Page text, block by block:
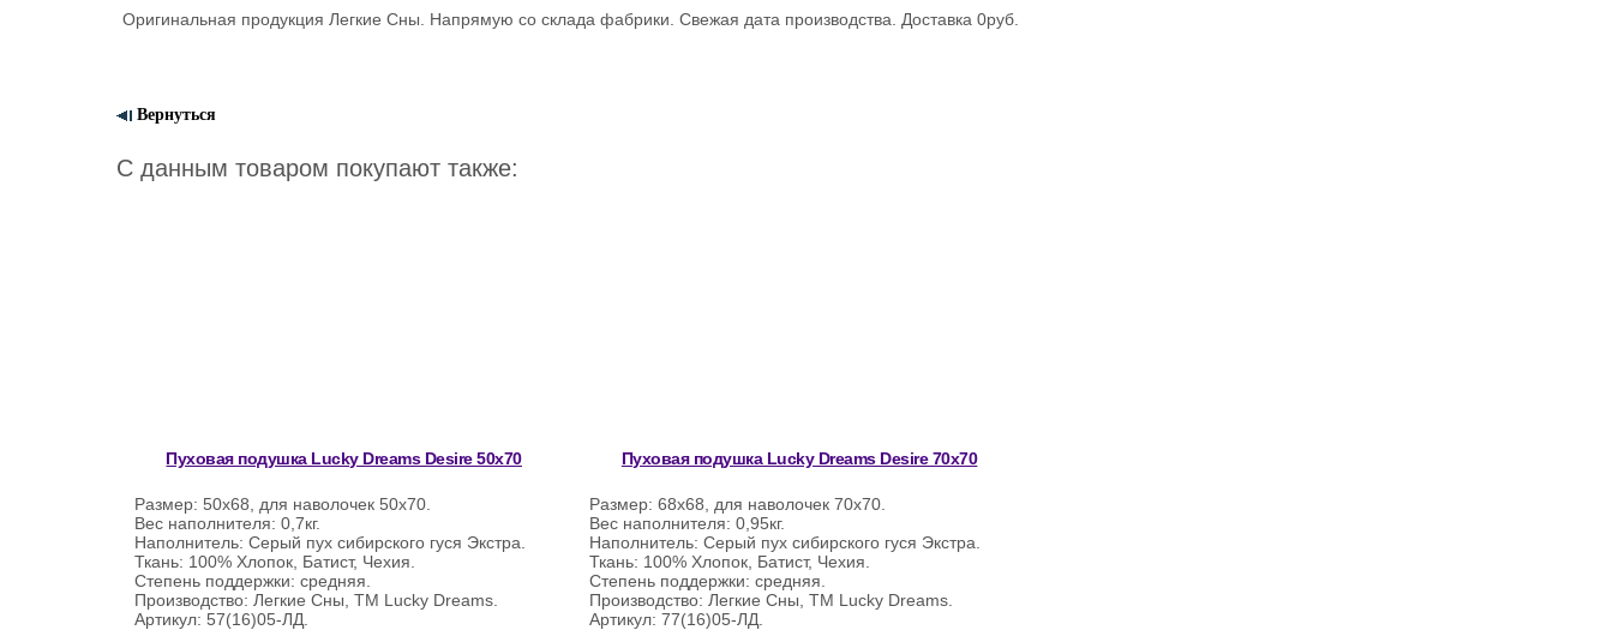
Оригинальная продукция Легкие Сны. Напрямую со склада фабрики. Свежая дата производства. Доставка 0руб.
Вернуться
С данным товаром покупают также:
Пуховая подушка Lucky Dreams Desire 50х70
Размер: 50х68, для наволочек 50х70.
Вес наполнителя: 0,7кг.
Наполнитель: Серый пух сибирского гуся Экстра.
Ткань: 100% Хлопок, Батист, Чехия.
Степень поддержки: средняя.
Производство: Легкие Сны, ТМ Lucky Dreams.
Артикул: 57(16)05-ЛД.
Пуховая подушка Lucky Dreams Desire 70х70
Размер: 68х68, для наволочек 70х70.
Вес наполнителя: 0,95кг.
Наполнитель: Серый пух сибирского гуся Экстра.
Ткань: 100% Хлопок, Батист, Чехия.
Степень поддержки: средняя.
Производство: Легкие Сны, ТМ Lucky Dreams.
Артикул: 77(16)05-ЛД.